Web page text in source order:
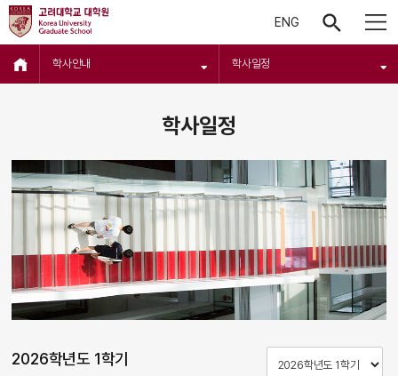
ENG
학사안내 학사일정
학사일정
2026학년도 1학기